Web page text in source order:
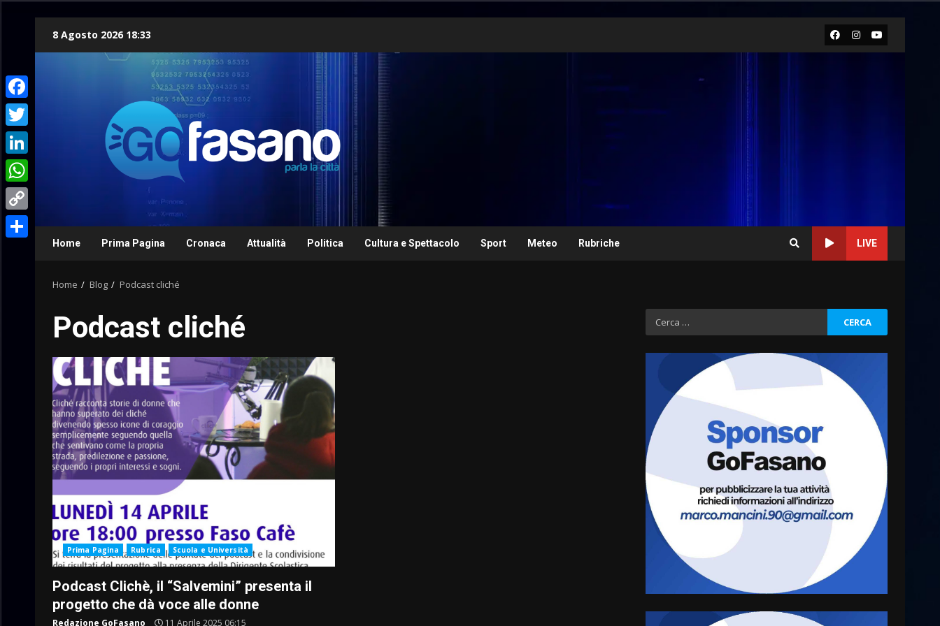
8 Agosto 2026 18:33 Facebook
Instagram
Youtube
Home Prima Pagina Cronaca Attualità Politica Cultura e Spettacolo Sport Meteo Rubriche LIVE
Home Blog Podcast cliché
Podcast cliché
Prima Pagina Rubrica Scuola e Università
Podcast Clichè, il “Salvemini” presenta il
progetto che dà voce alle donne
Redazione GoFasano 11 Aprile 2025 06:15
Ricerca
per:
Politiche Giovanili e Mobilità
studenti universitari del
bando “La strada giusta”
8 Agosto 2026 07:15
4
“I Contestatori: Musica di
Rivoluzione”: nuovo
appuntamento con “Fasano in
Banda”
7 Agosto 2026 06:05
5
US Fasano, Scianaro:
“Profonda amarezza per
esclusione dal campionato di
7 Agosto 2026 06:00
Facebook
Twitter
LinkedIn
WhatsApp
Copy